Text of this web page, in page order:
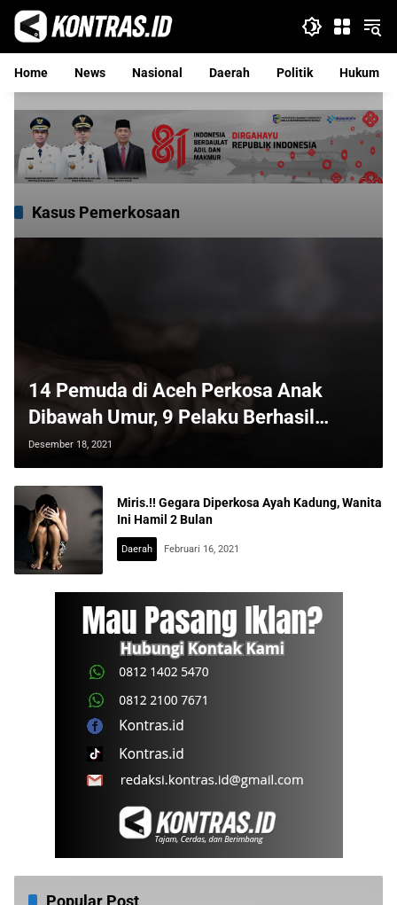
Langsung
konten
Home
News Nasional Daerah Politik Hukum
Kasus Pemerkosaan
14 Pemuda di Aceh Perkosa Anak
Dibawah Umur, 9 Pelaku Berhasil
Diringkus Polisi
Desember 18, 2021
Miris.!! Gegara Diperkosa Ayah Kadung, Wanita
Ini Hamil 2 Bulan
Daerah Februari 16, 2021